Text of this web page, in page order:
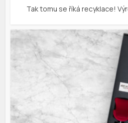
Tak tomu se říká recyklace!